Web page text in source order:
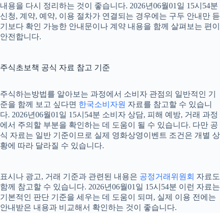
내용을 다시 정리하는 것이 좋습니다. 2026년06월01일 15시54분
신청, 계약, 예약, 이용 절차가 연결되는 경우에는 구두 안내만 듣
기보다 확인 가능한 안내문이나 계약 내용을 함께 살펴보는 편이
안전합니다.
주식초보책 공식 자료 참고 기준
주식하는방법를 알아보는 과정에서 소비자 관점의 일반적인 기
준을 함께 보고 싶다면 한국소비자원 자료를 참고할 수 있습니
다. 2026년06월01일 15시54분 소비자 상담, 피해 예방, 거래 과정
에서 주의할 부분을 확인하는 데 도움이 될 수 있습니다. 다만 공
식 자료는 일반 기준이므로 실제 영화상영이벤트 조건은 개별 상
황에 따라 달라질 수 있습니다.
표시나 광고, 거래 기준과 관련된 내용은 공정거래위원회 자료도
함께 참고할 수 있습니다. 2026년06월01일 15시54분 이런 자료는
기본적인 판단 기준을 세우는 데 도움이 되며, 실제 이용 전에는
안내받은 내용과 비교해서 확인하는 것이 좋습니다.